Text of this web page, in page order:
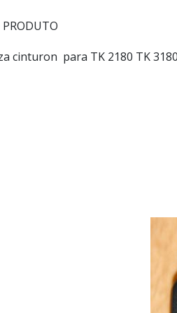
PRODUTO
cinturon para TK 2180 TK